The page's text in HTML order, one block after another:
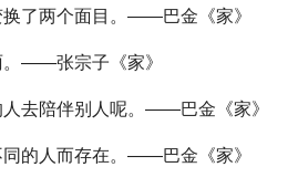
了两个面目。——巴金《家》
——张宗子《家》
去陪伴别人呢。——巴金《家》
的人而存在。——巴金《家》